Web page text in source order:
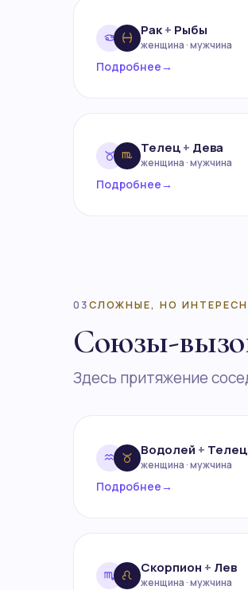
Рак+ Рыбы
женщина · мужчина
Подробнее→
Телец+ Дева
женщина · мужчина
Подробнее→
03СЛОЖНЫЕ, НО
Союзы-
Здесь притяжение
Водолей + Телец
женщина · мужчина
Подробнее→
Скорпион + Лев
женщина · мужчина